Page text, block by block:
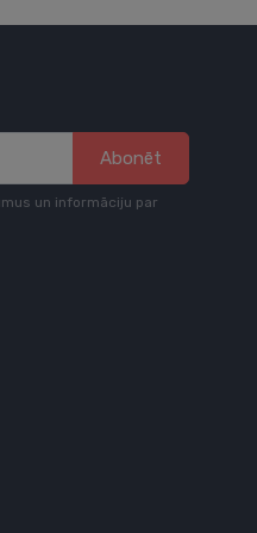
Abonēt
un informāciju par